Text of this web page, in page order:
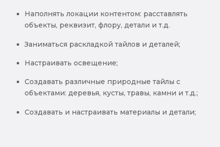
Наполнять локации контентом: расставлять
объекты, реквизит, флору, детали и т.д.
Заниматься раскладкой тайлов и деталей;
Настраивать освещение;
Создавать различные природные тайлы с
объектами: деревья, кусты, травы, камни и т.д.;
Создавать и настраивать материалы и детали;